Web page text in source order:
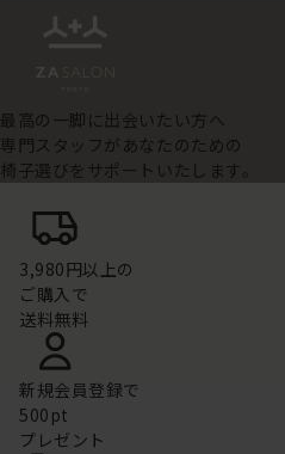
最高の一脚に出会いたい方へ
専門スタッフがあなたのための
椅子選びをサポートいたします。
3,980円以上の
ご購入で
送料無料
新規会員登録で
500pt
プレゼント